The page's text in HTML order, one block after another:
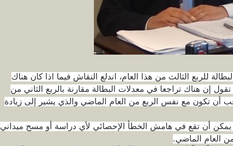
للربع الثالث من هذا العام، اندلع النقاش فيما اذا كان هناك
إن هناك تراجعا في معدلات البطالة مقارنة بالربع الثاني من
يجب أن تكون مع نفس الربع من العام الماضي والذي يشير إلى زيادة
يمكن أن تقع في هامش الخطأ الإحصائي لأي دراسة أو مسح ميداني
العام الماضي.